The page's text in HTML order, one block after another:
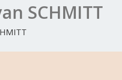
SCHMITT